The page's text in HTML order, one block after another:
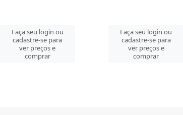
Faça seu login ou
cadastre-se para
ver preços e
comprar
Faça seu login ou
cadastre-se para
ver preços e
comprar